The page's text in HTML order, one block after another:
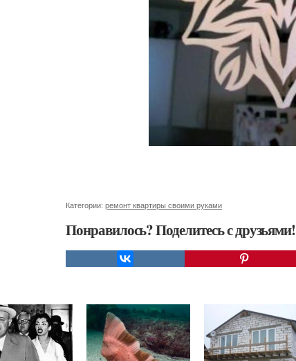
Категории: ремонт квартиры своими руками
Понравилось? Поделитесь с друзьями!